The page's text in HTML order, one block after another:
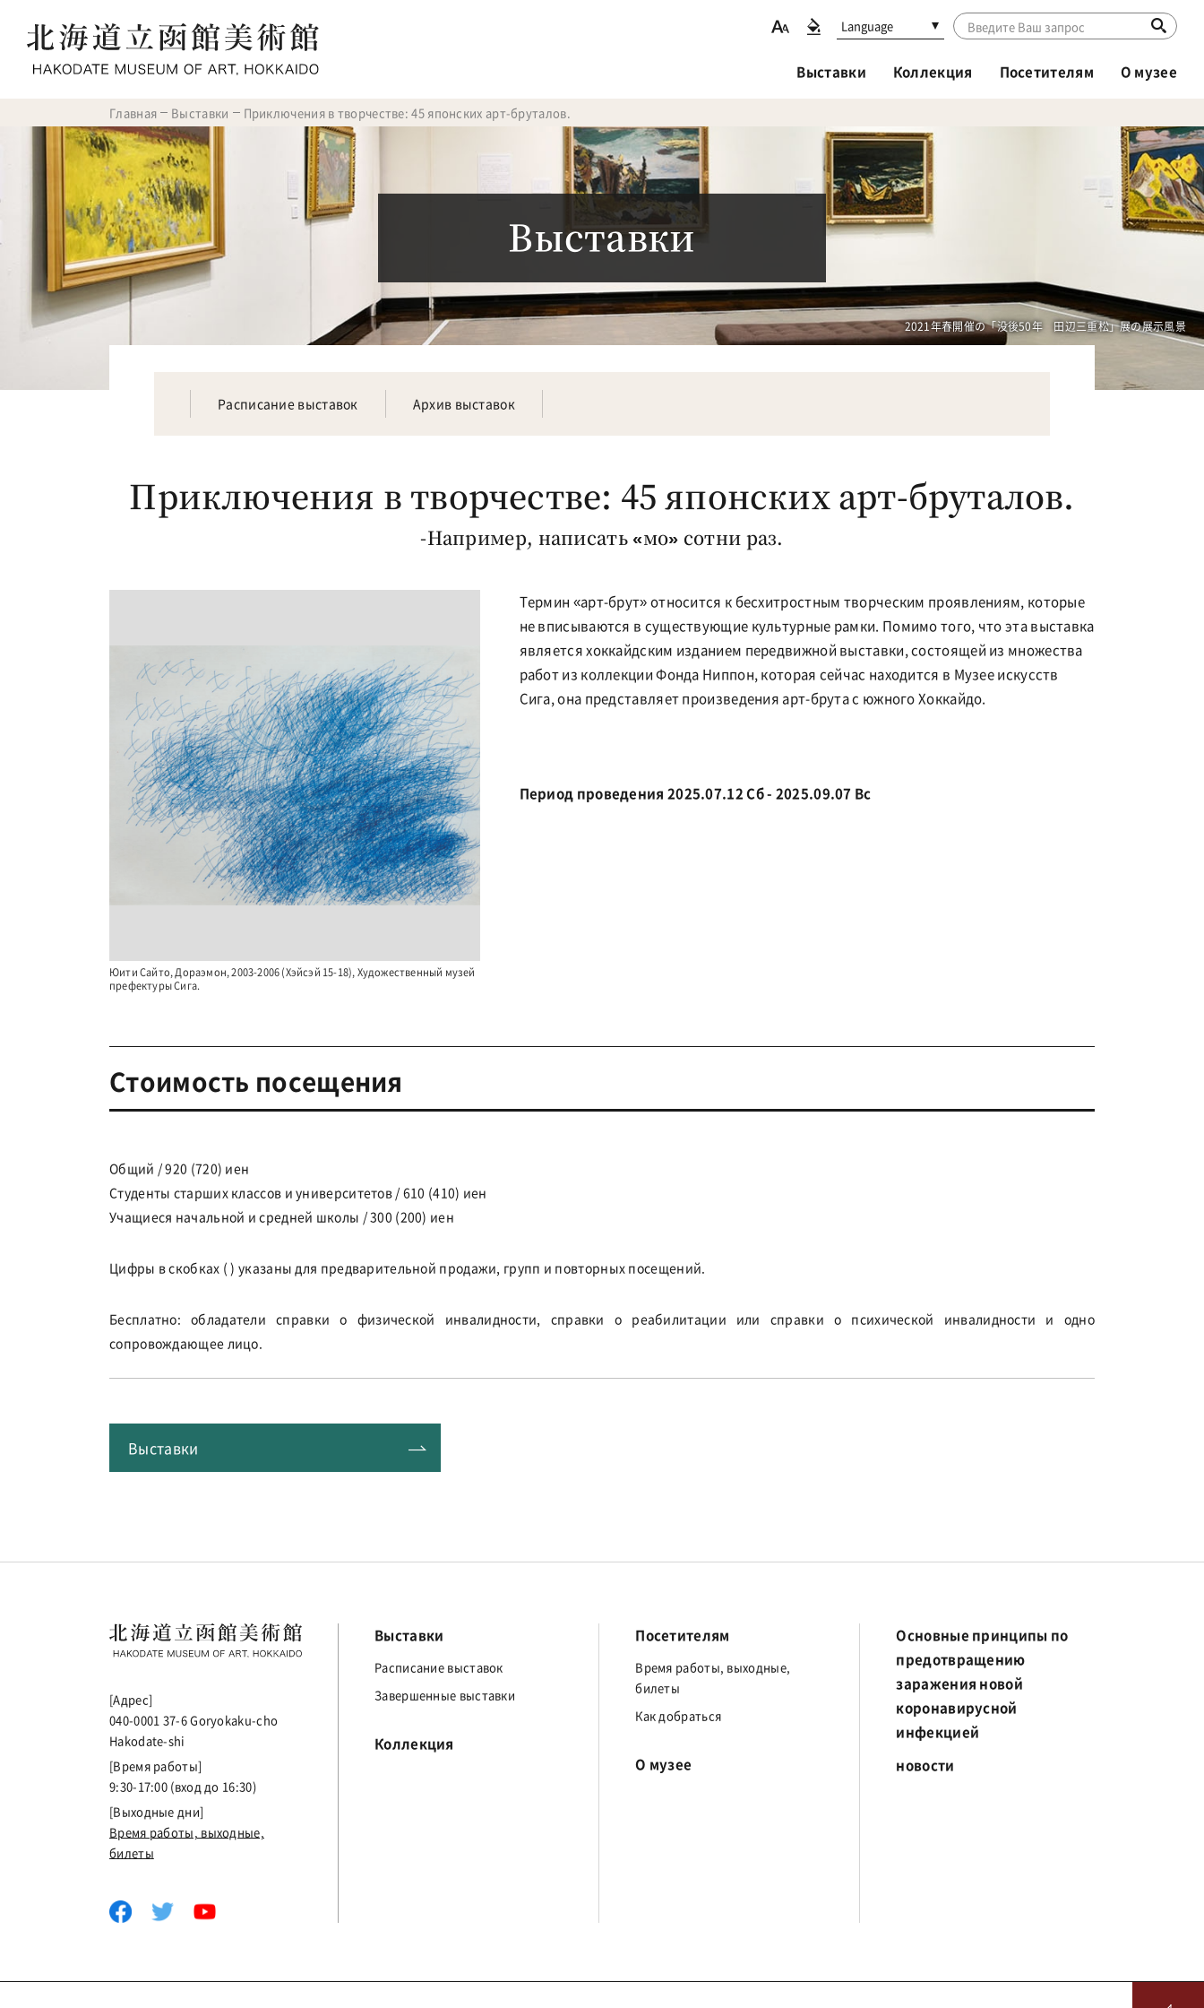
Language
Выставки Коллекция Посетителям О музее
Главная Выставки Приключения в творчестве: 45 японских арт-бруталов.
2021年春開催の「没後50年 田辺三重松」展の展示風景
Выставки
Расписание выставок Архив выставок
Приключения в творчестве: 45 японских арт-бруталов.
-Например, написать «мо» сотни раз.
Юити Сайто, Дораэмон, 2003-2006 (Хэйсэй 15-18), Художественный музей
префектуры Сига.
Термин «арт-брут» относится к бесхитростным творческим проявлениям, которые
не вписываются в существующие культурные рамки. Помимо того, что эта выставка
является хоккайдским изданием передвижной выставки, состоящей из множества
работ из коллекции Фонда Ниппон, которая сейчас находится в Музее искусств
Сига, она представляет произведения арт-брута с южного Хоккайдо.
Период проведения 2025.07.12 Сб - 2025.09.07 Вс
Стоимость посещения
Общий / 920 (720) иен
Студенты старших классов и университетов / 610 (410) иен
Учащиеся начальной и средней школы / 300 (200) иен
Цифры в скобках ( ) указаны для предварительной продажи, групп и повторных посещений.
Бесплатно: обладатели справки о физической инвалидности, справки о реабилитации или справки о психической инвалидности и одно
сопровождающее лицо.
Выставки
[Адрес]
040-0001 37-6 Goryokaku-cho
Hakodate-shi
[Время работы]
9:30-17:00 (вход до 16:30)
[Выходные дни]
Время работы, выходные,
билеты
Выставки
Расписание выставок
Завершенные выставки
Коллекция
Посетителям
Время работы, выходные,
билеты
Как добраться
О музее
Основные принципы по
предотвращению
заражения новой
коронавирусной
инфекцией
новости